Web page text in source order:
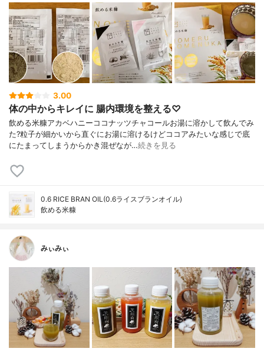
3.00
体の中からキレイに 腸内環境を整える♡
飲める米糠アカベハニーココナッツチャコールお湯に溶かして飲んでみ
た?粒子が細かいから直ぐにお湯に溶けるけどココアみたいな感じで底
にたまってしまうからかき混ぜなが…続きを見る
0.6 RICE BRAN OIL(0.6ライスブランオイル)
飲める米糠
みぃみぃ